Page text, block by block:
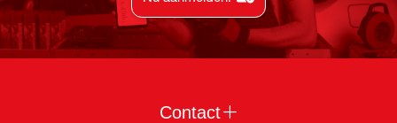
Contact